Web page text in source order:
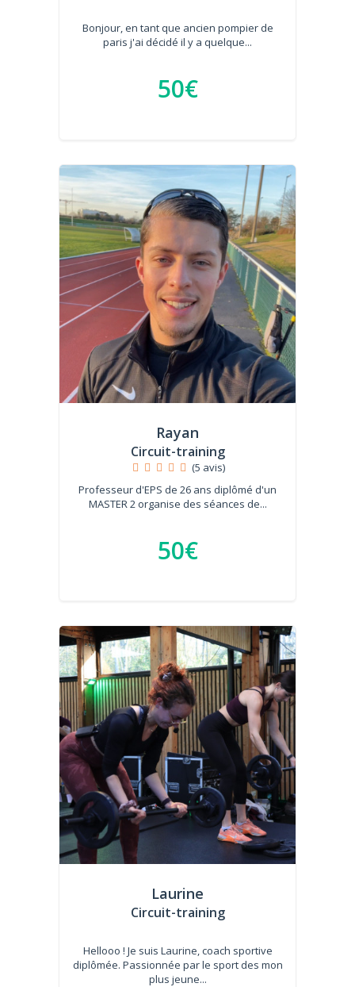
Bonjour, en tant que ancien pompier de
paris j'ai décidé il y a quelque...
50€
Rayan
Circuit-training
(5 avis)
Professeur d'EPS de 26 ans diplômé d'un
MASTER 2 organise des séances de...
50€
Laurine
Circuit-training
Hellooo ! Je suis Laurine, coach sportive
diplômée. Passionnée par le sport des mon
plus jeune...